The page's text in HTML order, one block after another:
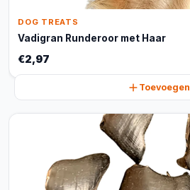
DOG TREATS
Vadigran Runderoor met Haar
€2,97
Toevoegen